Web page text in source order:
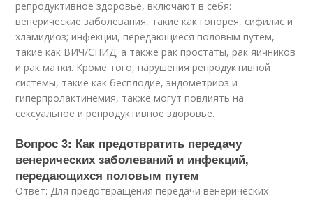
репродуктивное здоровье, включают в себя:
венерические заболевания, такие как гонорея, сифилис и
хламидиоз; инфекции, передающиеся половым путем,
такие как ВИЧ/СПИД; а также рак простаты, рак яичников
и рак матки. Кроме того, нарушения репродуктивной
системы, такие как бесплодие, эндометриоз и
гиперпролактинемия, также могут повлиять на
сексуальное и репродуктивное здоровье.
Вопрос 3: Как предотвратить передачу
венерических заболеваний и инфекций,
передающихся половым путем
Ответ: Для предотвращения передачи венерических